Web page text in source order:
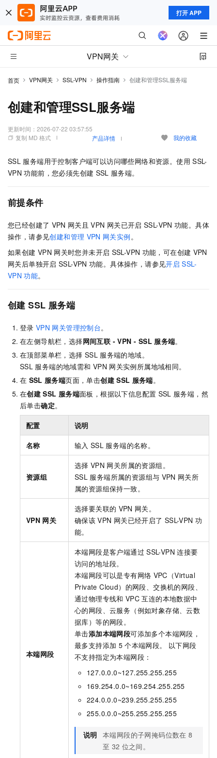
打开 APP
VPN网关
首页 VPN网关 SSL-VPN 操作指南 创建和管理SSL服务端
创建和管理SSL服务端
更新时间： 2026-07-22 03:57:55
复制 MD 格式
产品详情 我的收藏
SSL 服务端用于控制客户端可以访问哪些网络和资源。使用 SSL-
VPN 功能前，您必须先创建 SSL 服务端。
前提条件
您已经创建了 VPN 网关且 VPN 网关已开启 SSL-VPN 功能。具体
操作，请参见创建和管理 VPN 网关实例。
如果创建 VPN 网关时您并未开启 SSL-VPN 功能，可在创建 VPN
网关后单独开启 SSL-VPN 功能。具体操作，请参见开启 SSL-
VPN 功能。
创建 SSL 服务端
登录 VPN 网关管理控制台。
在左侧导航栏，选择网间互联 - VPN - SSL 服务端。
在顶部菜单栏，选择 SSL 服务端的地域。
SSL 服务端的地域需和 VPN 网关实例所属地域相同。
在 SSL 服务端页面，单击创建 SSL 服务端。
在创建 SSL 服务端面板，根据以下信息配置 SSL 服务端，然
后单击确定。
配置 说明
名称 输入 SSL 服务端的名称。
资源组
选择 VPN 网关所属的资源组。
SSL 服务端所属的资源组与 VPN 网关所
属的资源组保持一致。
VPN 网关
选择要关联的 VPN 网关。
确保该 VPN 网关已经开启了 SSL-VPN 功
能。
本端网段
本端网段是客户端通过 SSL-VPN 连接要
访问的地址段。
本端网段可以是专有网络 VPC（Virtual
Private Cloud）的网段、交换机的网段、
通过物理专线和 VPC 互连的本地数据中
心的网段、云服务（例如对象存储、云数
据库）等的网段。
单击添加本端网段可添加多个本端网段，
最多支持添加 5 个本端网段。 以下网段
不支持指定为本端网段：
127.0.0.0~127.255.255.255
169.254.0.0~169.254.255.255
224.0.0.0~239.255.255.255
255.0.0.0~255.255.255.255
说明 本端网段的子网掩码位数在 8
至 32 位之间。